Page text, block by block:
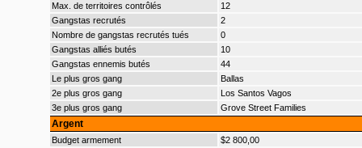
Max. de territoires contrôlés
12
Gangstas recrutés
2
Nombre de gangstas recrutés tués
0
Gangstas alliés butés
10
Gangstas ennemis butés
44
Le plus gros gang
Ballas
2e plus gros gang
Los Santos Vagos
3e plus gros gang
Grove Street Families
Argent
Budget armement
$2 800,00